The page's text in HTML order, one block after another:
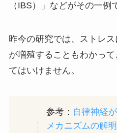
（IBS）」などがその一例
昨今の研究では、ストレ
が増殖することもわかっ
てはいけません。
参考： 自律神経
メカニズムの解